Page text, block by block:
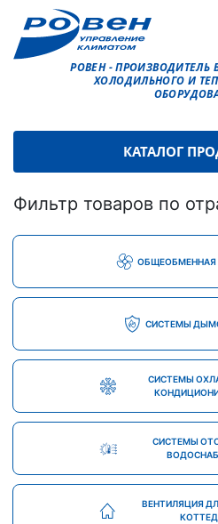
РОВЕН - ПРОИЗВОДИТЕЛЬ
ХОЛОДИЛЬНОГО И
КАТАЛОГ
Фильтр товаров по
ОБЩЕОБМЕННАЯ
СИСТЕМЫ
СИСТЕМЫ
СИСТЕМЫ
ВЕНТИЛЯЦИЯ